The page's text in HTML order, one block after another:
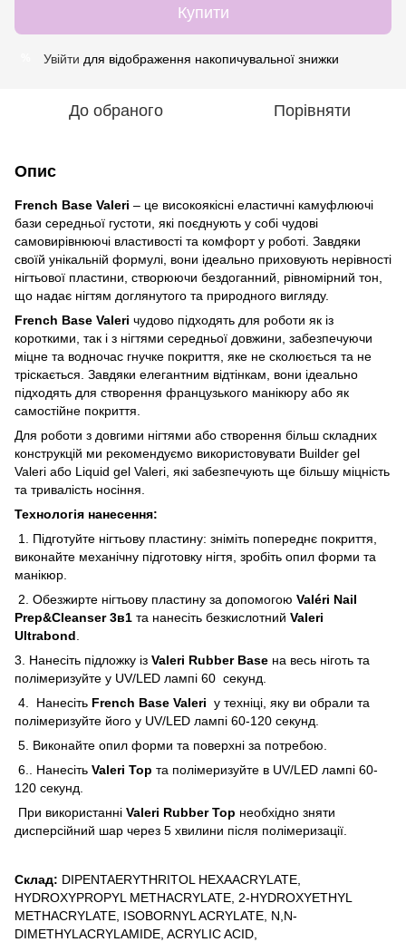
Купити
Увійти для відображення накопичувальної знижки
До обраного Порівняти
Опис
French Base Valeri – це високоякісні еластичні камуфлюючі
бази середньої густоти, які поєднують у собі чудові
самовирівнюючі властивості та комфорт у роботі. Завдяки
своїй унікальній формулі, вони ідеально приховують нерівності
нігтьової пластини, створюючи бездоганний, рівномірний тон,
що надає нігтям доглянутого та природного вигляду.
French Base Valeri чудово підходять для роботи як із
короткими, так і з нігтями середньої довжини, забезпечуючи
міцне та водночас гнучке покриття, яке не сколюється та не
тріскається. Завдяки елегантним відтінкам, вони ідеально
підходять для створення французького манікюру або як
самостійне покриття.
Для роботи з довгими нігтями або створення більш складних
конструкцій ми рекомендуємо використовувати Builder gel
Valeri або Liquid gel Valeri, які забезпечують ще більшу міцність
та тривалість носіння.
Технологія нанесення:
1. Підготуйте нігтьову пластину: зніміть попереднє покриття,
виконайте механічну підготовку нігтя, зробіть опил форми та
манікюр.
2. Обезжирте нігтьову пластину за допомогою Valéri Nail
Prep&Cleanser 3в1 та нанесіть безкислотний Valeri
Ultrabond
3. Нанесіть підложку із Valeri Rubber Base на весь ніготь та
полімеризуйте у UV/LED лампі 60 секунд.
4. Нанесіть French Base Valeri у техніці, яку ви обрали та
полімеризуйте його у UV/LED лампі 60-120 секунд.
5. Виконайте опил форми та поверхні за потребою.
6.. Нанесіть Valeri Top та полімеризуйте в UV/LED лампі 60-
120 секунд.
При використанні Valeri Rubber Top необхідно зняти
дисперсійний шар через 5 хвилини після полімеризації.
Склад: DIPENTAERYTHRITOL HEXAACRYLATE,
HYDROXYPROPYL METHACRYLATE, 2-HYDROXYETHYL
METHACRYLATE, ISOBORNYL ACRYLATE, N,N-
DIMETHYLACRYLAMIDE, ACRYLIC ACID,